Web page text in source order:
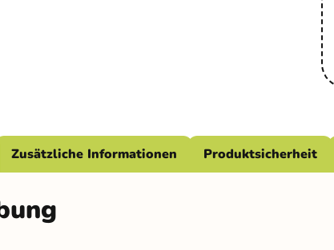
Zusätzliche Informationen Produktsicherheit